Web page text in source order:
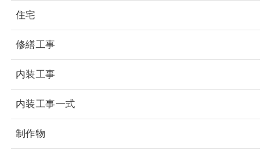
住宅
修繕工事
内装工事
内装工事一式
制作物